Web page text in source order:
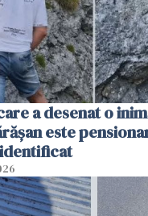
a desenat o
este